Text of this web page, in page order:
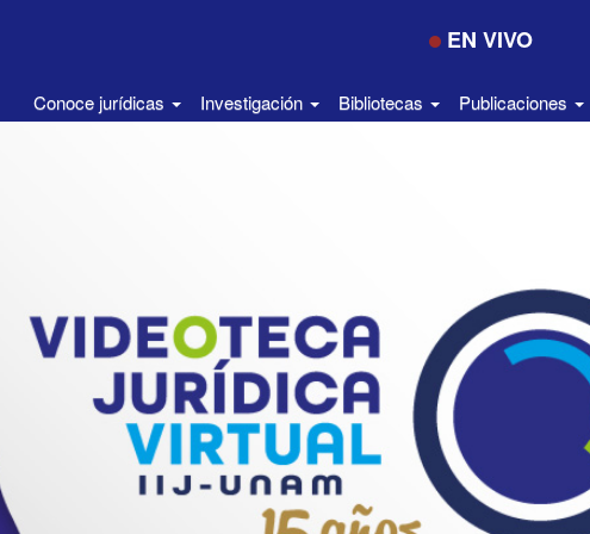
EN VIVO
Conoce jurídicas Investigación Bibliotecas Publicaciones